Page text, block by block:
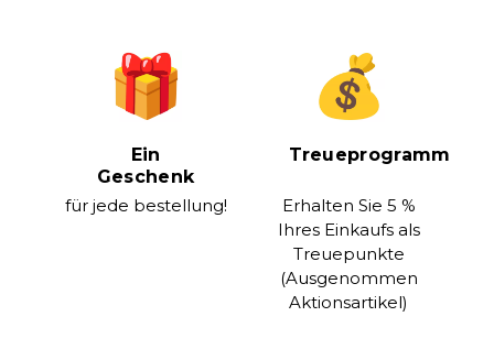
Ein
Geschenk
für jede bestellung!
Treueprogramm
Erhalten Sie 5 %
Ihres Einkaufs als
Treuepunkte
(Ausgenommen
Aktionsartikel)